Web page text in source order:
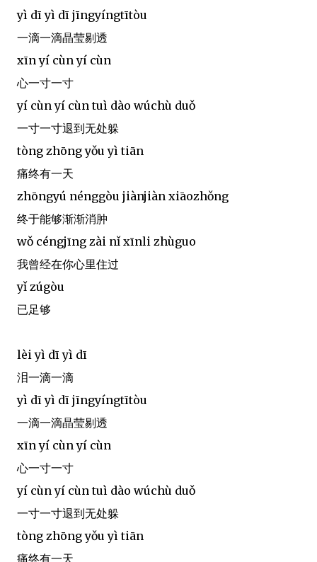
yì dī yì dī jīngyíngtītòu
一滴一滴晶莹剔透
xīn yí cùn yí cùn
心一寸一寸
yí cùn yí cùn tuì dào wúchù duǒ
一寸一寸退到无处躲
tòng zhōng yǒu yì tiān
痛终有一天
zhōngyú nénggòu jiànjiàn xiāozhǒng
终于能够渐渐消肿
wǒ céngjīng zài nǐ xīnli zhùguo
我曾经在你心里住过
yǐ zúgòu
已足够
lèi yì dī yì dī
泪一滴一滴
yì dī yì dī jīngyíngtītòu
一滴一滴晶莹剔透
xīn yí cùn yí cùn
心一寸一寸
yí cùn yí cùn tuì dào wúchù duǒ
一寸一寸退到无处躲
tòng zhōng yǒu yì tiān
痛终有一天